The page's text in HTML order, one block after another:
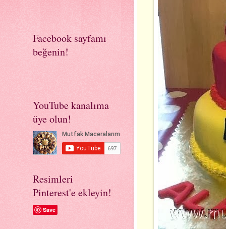
Facebook sayfamı
beğenin!
YouTube kanalıma
üye olun!
Resimleri
Pinterest'e ekleyin!
Save